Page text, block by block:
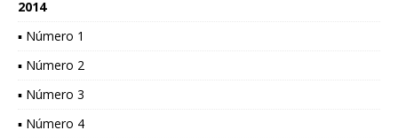
2014
▪ Número 1
▪ Número 2
▪ Número 3
▪ Número 4